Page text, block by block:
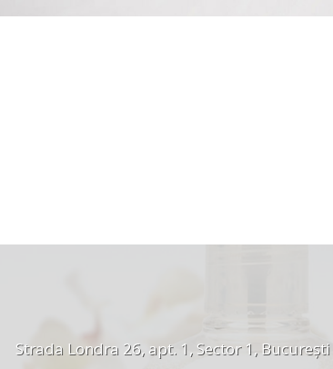
Strada Londra 26, apt. 1, Sector 1, București